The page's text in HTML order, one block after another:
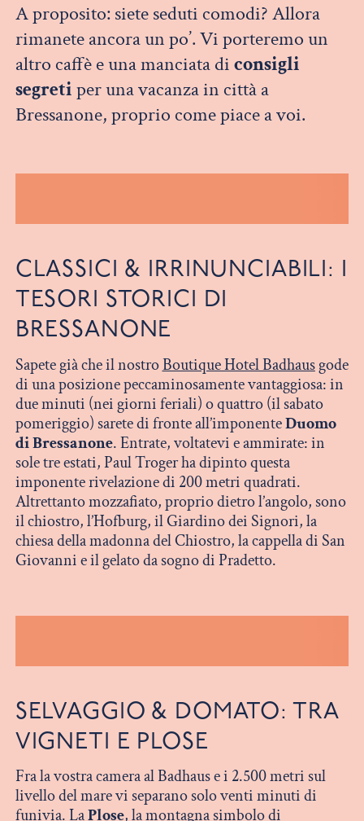
A proposito: siete seduti comodi? Allora
rimanete ancora un po’. Vi porteremo un
altro caffè e una manciata di consigli
segreti per una vacanza in città a
Bressanone, proprio come piace a voi.
CLASSICI & IRRINUNCIABILI: I
TESORI STORICI DI
BRESSANONE
Sapete già che il nostroBoutique Hotel Badhausgode
di una posizione peccaminosamente vantaggiosa: in
due minuti (nei giorni feriali) o quattro (il sabato
pomeriggio) sarete di fronte all’imponenteDuomo
di Bressanone. Entrate, voltatevi e ammirate: in
sole tre estati, Paul Troger ha dipinto questa
imponente rivelazione di 200 metri quadrati.
Altrettanto mozzafiato, proprio dietro l’angolo, sono
il chiostro, l’Hofburg, il Giardino dei Signori, la
chiesa della madonna del Chiostro, la cappella di San
Giovanni e il gelato da sogno di Pradetto.
SELVAGGIO & DOMATO: TRA
VIGNETI E PLOSE
Fra la vostra camera al Badhaus e i 2.500 metri sul
livello del mare vi separano solo venti minuti di
funivia. LaPlose, la montagna simbolo di